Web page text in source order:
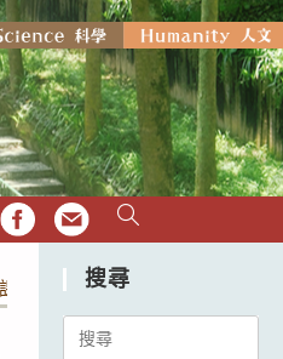
FB EMAIL
綱要普通型數位前導學校
搜尋
Search